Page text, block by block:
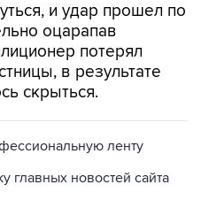
и удар прошел по
оцарапав
потерял
в результате
скрыться.
ленту
главных новостей сайта